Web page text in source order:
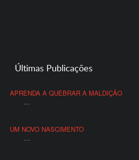
Últimas Publicações
APRENDA A QUEBRAR A MALDIÇÃO
…
UM NOVO NASCIMENTO
…